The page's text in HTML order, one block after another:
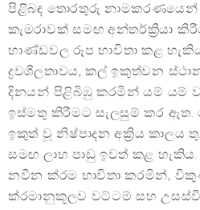
පිළිබඳ තොරතුරු නාමකරණයෙන්
කැමරාවක් සමඟ අන්තර්ක්‍රියා
භාණ්ඩවල රූප භාවිතා කළ
ද්‍රවශීලතාවය, කල් ඉකුත්වන
දිනයන් පිළිබිඹු කරමින් යම් යම්
ඉස්මතු කිරීමට සැලසුම් කර ඇත.
ඉකුත් වූ නිෂ්පාදන අක්‍රිය කාලය
සමඟ ලාභ පාඩු ඉවත් කළ
නවීන ක්රම භාවිතා කරමින්,
ක්රමානුකූලව වට්ටම් සහ